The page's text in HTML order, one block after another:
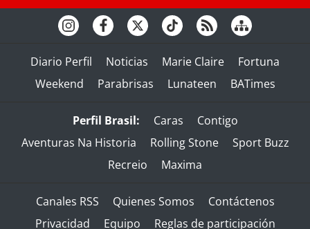
Diario Perfil Noticias Marie Claire
Fortuna
Weekend
Parabrisas Lunateen BATimes
Perfil Brasil: Caras
Contigo
Aventuras Na Historia
Rolling Stone
Sport Buzz
Recreio
Maxima
Canales RSS Quienes Somos
Contáctenos
Privacidad
Equipo Reglas de participación